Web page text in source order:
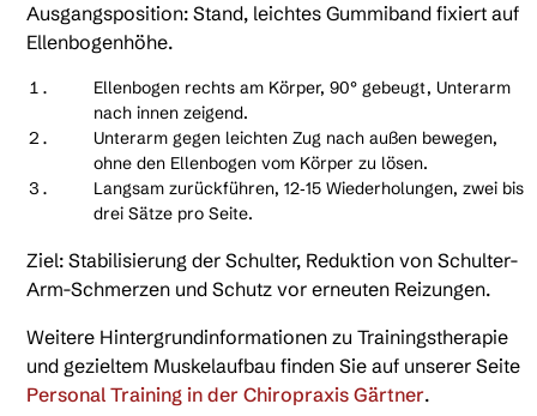
Ausgangsposition: Stand, leichtes Gummiband fixiert auf
Ellenbogenhöhe.
Ellenbogen rechts am Körper, 90° gebeugt, Unterarm
nach innen zeigend.
Unterarm gegen leichten Zug nach außen bewegen,
ohne den Ellenbogen vom Körper zu lösen.
Langsam zurückführen, 12‑15 Wiederholungen, zwei bis
drei Sätze pro Seite.
Ziel: Stabilisierung der Schulter, Reduktion von Schulter-
Arm-Schmerzen und Schutz vor erneuten Reizungen.
Weitere Hintergrundinformationen zu Trainingstherapie
und gezieltem Muskelaufbau finden Sie auf unserer Seite
Personal Training in der Chiropraxis Gärtner.